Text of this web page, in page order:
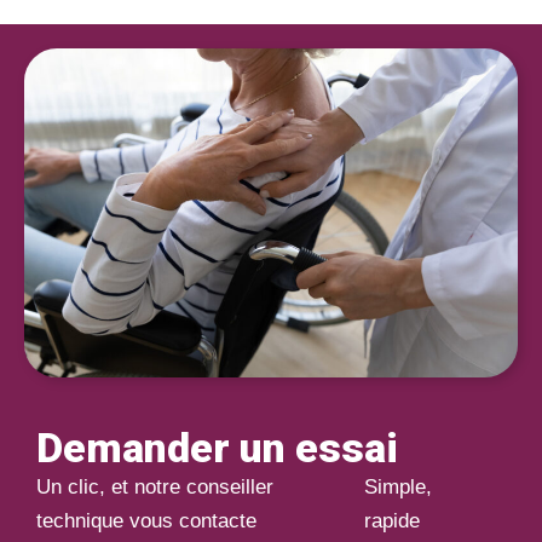
Demander un essai
Un clic, et notre conseiller
technique vous contacte
Simple,
rapide